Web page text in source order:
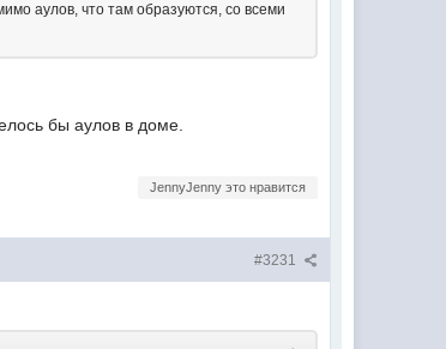
аулов, что там образуются, со всеми
бы аулов в доме.
JennyJenny это нравится
#3231